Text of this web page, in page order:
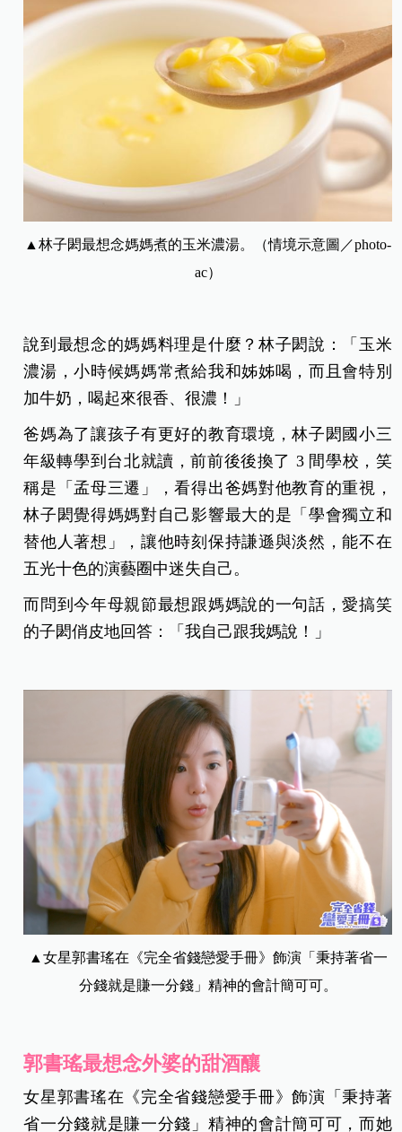
▲林子閎最想念媽媽煮的玉米濃湯。（情境示意圖／photo-
ac）
說到最想念的媽媽料理是什麼？林子閎說：「玉米
濃湯，小時候媽媽常煮給我和姊姊喝，而且會特別
加牛奶，喝起來很香、很濃！」
爸媽為了讓孩子有更好的教育環境，林子閎國小三
年級轉學到台北就讀，前前後後換了 3 間學校，笑
稱是「孟母三遷」，看得出爸媽對他教育的重視，
林子閎覺得媽媽對自己影響最大的是「學會獨立和
替他人著想」，讓他時刻保持謙遜與淡然，能不在
五光十色的演藝圈中迷失自己。
而問到今年母親節最想跟媽媽說的一句話，愛搞笑
的子閎俏皮地回答：「我自己跟我媽說！」
▲女星郭書瑤在《完全省錢戀愛手冊》飾演「秉持著省一
分錢就是賺一分錢」精神的會計簡可可。
郭書瑤最想念外婆的甜酒釀
女星郭書瑤在《完全省錢戀愛手冊》飾演「秉持著
省一分錢就是賺一分錢」精神的會計簡可可，而她